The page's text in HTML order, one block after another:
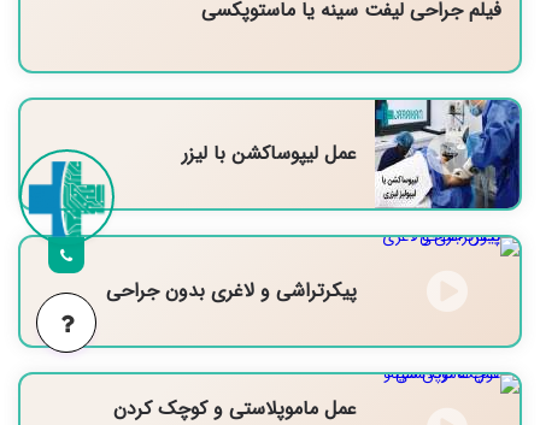
فیلم جراحی لیفت سینه یا ماستوپکسی
عمل لیپوساکشن با لیزر
پیکرتراشی و لاغری بدون جراحی
عمل ماموپلاستی و کوچک کردن